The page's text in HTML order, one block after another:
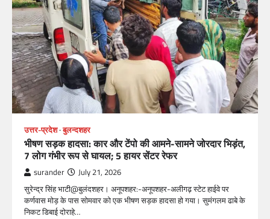
उत्तर-प्रदेश बुलन्दशहर
भीषण सड़क हादसा: कार और टेंपो की आमने-सामने जोरदार भिड़ंत,
7 लोग गंभीर रूप से घायल; 5 हायर सेंटर रेफर​
surander July 21, 2026
सुरेन्द्र सिंह भाटी@बुलंदशहर। अनूपशहर:-अनूपशहर-अलीगढ़ स्टेट हाईवे पर
कर्णवास मोड़ के पास सोमवार को एक भीषण सड़क हादसा हो गया। सुमंगलम ढाबे के
निकट डिबाई दोराहे…